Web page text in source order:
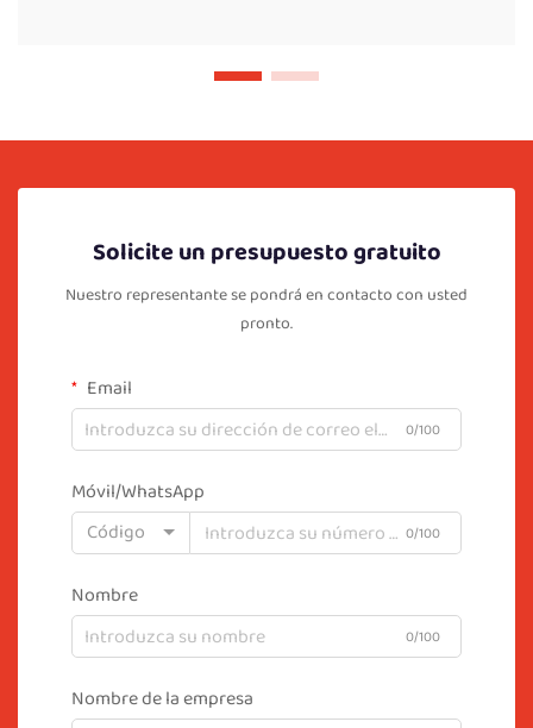
Solicite un presupuesto gratuito
Nuestro representante se pondrá en contacto con usted
pronto.
Email
0/100
Móvil/WhatsApp
Código
0/100
Nombre
0/100
Nombre de la empresa